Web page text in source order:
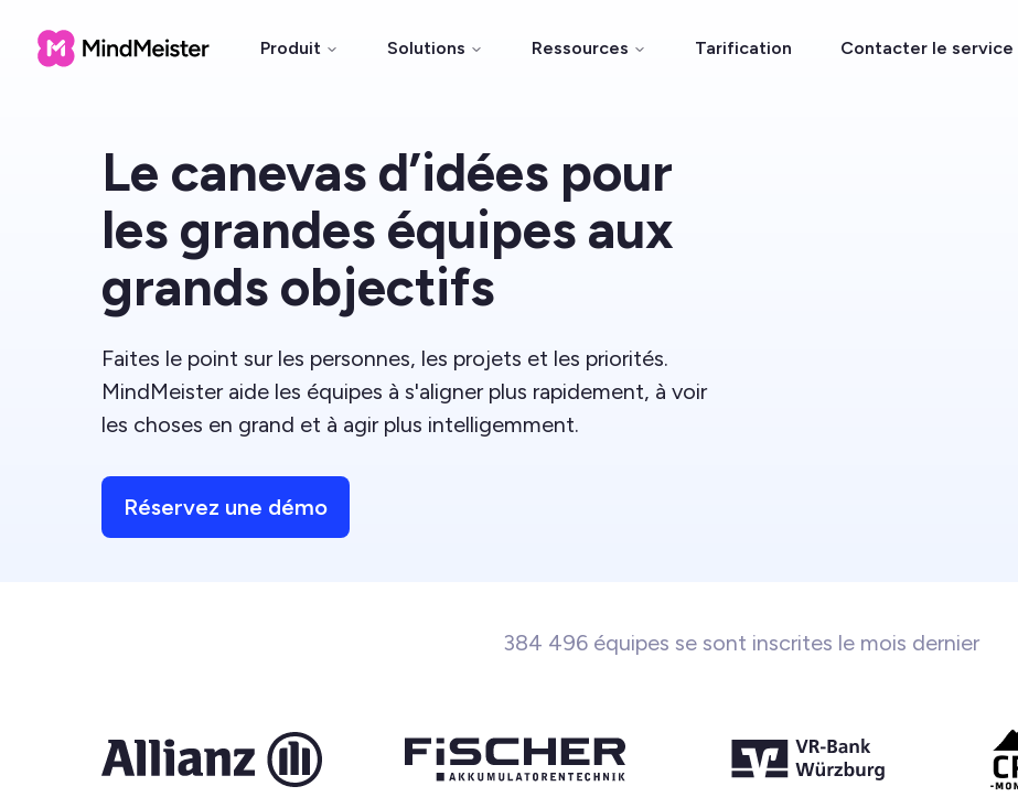
Produit Solutions Ressources Tarification Contacter le service
Le canevas d’idées pour
les grandes équipes aux
grands objectifs
Faites le point sur les personnes, les projets et les priorités.
MindMeister aide les équipes à s'aligner plus rapidement, à voir
les choses en grand et à agir plus intelligemment.
Réservez une démo
384 496 équipes se sont inscrites le mois dernier